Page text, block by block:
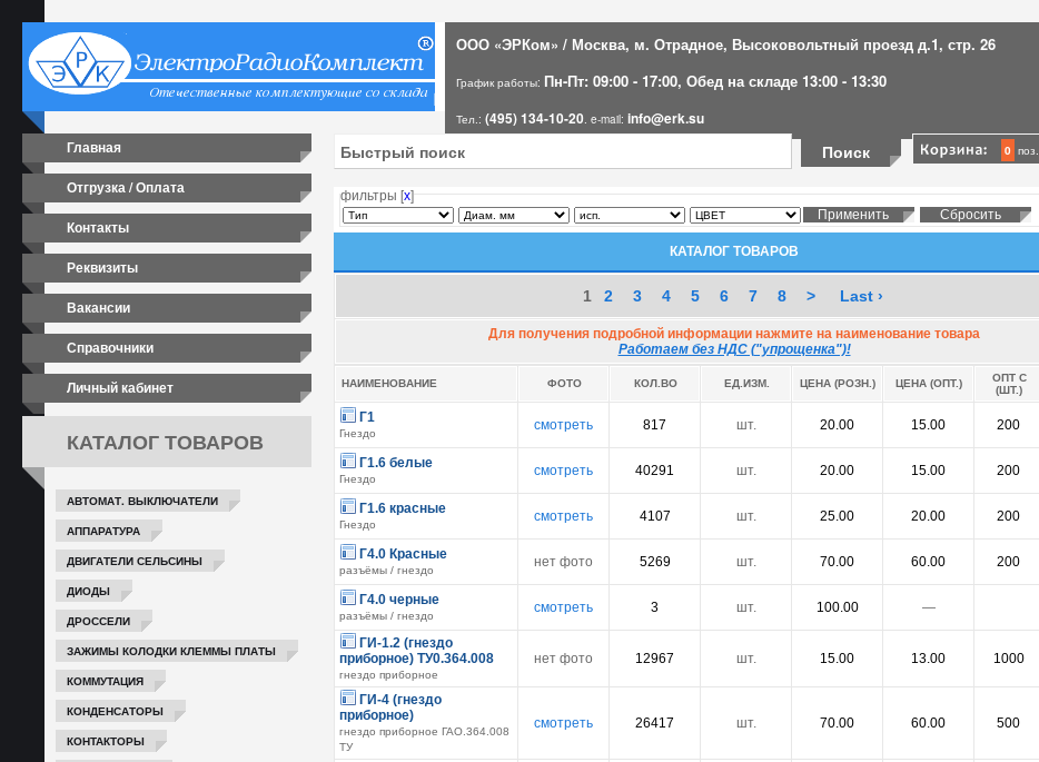
ООО «ЭРКом» / Москва, м. Отрадное, Высоковольтный проезд д.1, стр. 26
График работы: Пн-Пт: 09:00 - 17:00, Обед на складе 13:00 - 13:30
Тел.: (495) 134-10-20. e-mail: info@erk.su
Главная
Отгрузка / Оплата
Контакты
Реквизиты
Вакансии
Справочники
Личный кабинет
КАТАЛОГ ТОВАРОВ
АВТОМАТ. ВЫКЛЮЧАТЕЛИ
АППАРАТУРА
ДВИГАТЕЛИ СЕЛЬСИНЫ
ДИОДЫ
ДРОССЕЛИ
ЗАЖИМЫ КОЛОДКИ КЛЕММЫ ПЛАТЫ
КОММУТАЦИЯ
КОНДЕНСАТОРЫ
КОНТАКТОРЫ
0 поз.
фильтры [х]
КАТАЛОГ ТОВАРОВ
1 2 3 4 5 6 7 8 > Last ›
Для получения подробной информации нажмите на наименование товара
Работаем без НДС ("упрощенка")!
НАИМЕНОВАНИЕ ФОТО КОЛ.ВО ЕД.ИЗМ. ЦЕНА (РОЗН.) ЦЕНА (ОПТ.)
ОПТ С
(ШТ.)
Г1
Гнездо
смотреть 817 шт. 20.00 15.00 200
Г1.6 белые
Гнездо
смотреть 40291 шт. 20.00 15.00 200
Г1.6 красные
Гнездо
смотреть 4107 шт. 25.00 20.00 200
Г4.0 Красные
разъёмы / гнездо
нет фото 5269 шт. 70.00 60.00 200
Г4.0 черные
разъёмы / гнездо
смотреть 3 шт. 100.00 ―
ГИ-1.2 (гнездо
приборное) ТУ0.364.008
гнездо приборное
нет фото 12967 шт. 15.00 13.00 1000
ГИ-4 (гнездо
приборное)
гнездо приборное ГАО.364.008
ТУ
смотреть 26417 шт. 70.00 60.00 500